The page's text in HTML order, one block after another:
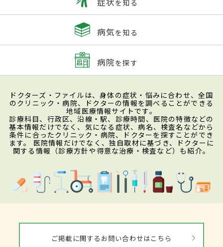
を知る
病気を知る
病院を探す
ドクターズ・ファイルは、身体の症状・悩みに合わせ、全国
のクリニック・病院、ドクターの情報を調べることができる
地域医療情報サイトです。
診療科目、行政区、沿線・駅、診療時間、医院の特徴などの
基本情報だけでなく、気になる症状、病名、検査名などから
条件に合ったクリニック・病院、ドクターを探すことができ
ます。 医院情報だけでなく、独自取材に基づき、ドクターに
関する情報（診療方針や得意な治療・検査など）も紹介。
ご掲載に関するお問い合わせはこちら